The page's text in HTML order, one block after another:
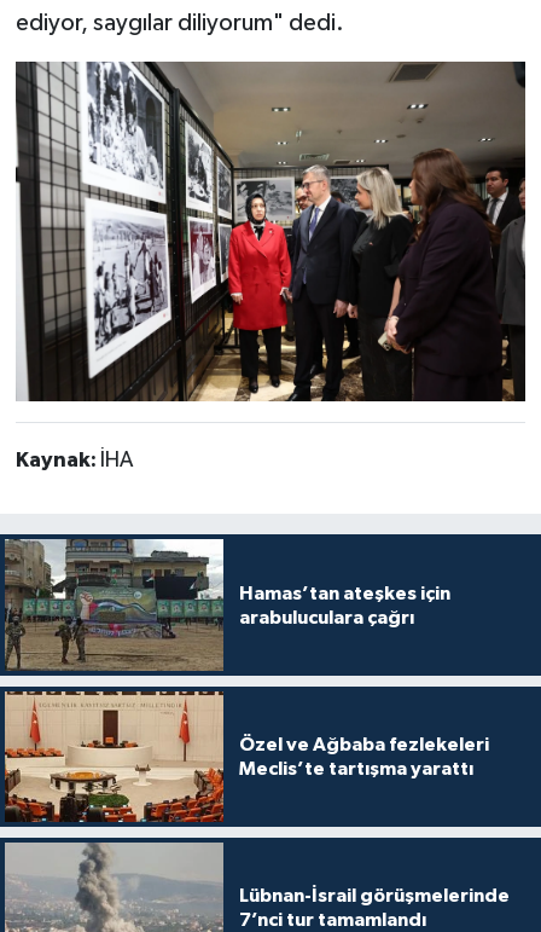
ediyor, saygılar diliyorum" dedi.
Kaynak: İHA
Hamas’tan ateşkes için
arabuluculara çağrı
Özel ve Ağbaba fezlekeleri
Meclis’te tartışma yarattı
Lübnan-İsrail görüşmelerinde
7’nci tur tamamlandı